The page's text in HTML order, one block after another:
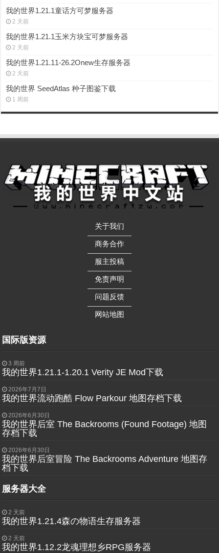
我的世界1.21.1童话方可梦服务器
2 天前
我的世界1.21.1玉米方块宝可梦服务器
2 天前
我的世界1.21.11-26.2Onew生存服务器
2 天前
我的世界 SeedAtlas 种子图鉴下载
1 周前
关于我们
——————
商务合作
——————
服主投稿
——————
免责声明
——————
问题反馈
——————
网站地图
国际版资源
3 周前
我的世界1.21.1-1.20.1 Verity JE Mod下载
2026年7月7日
我的世界流动跑酷 Flow Parkour 地图存档下载
2026年6月30日
我的世界后室 The Backrooms (Found Footage) 地图
存档下载
2026年6月30日
我的世界后室冒险 The Backrooms Adventure 地图存
档下载
服务器大全
2 天前
我的世界1.21.4森の物语生存服务器
2 天前
我的世界1.12.2龙魂理想乡RPG服务器